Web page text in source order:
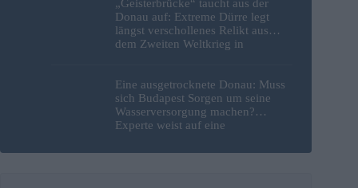
„Geisterbrücke“ taucht aus der
Donau auf: Extreme Dürre legt
längst verschollenes Relikt aus
dem Zweiten Weltkrieg in
Eine ausgetrocknete Donau: Muss
sich Budapest Sorgen um seine
Wasserversorgung machen?
Experte weist auf eine